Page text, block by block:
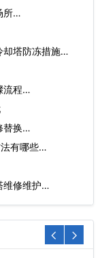
所…
却塔防冻措施…
流程…
替换…
有哪些…
维修维护…